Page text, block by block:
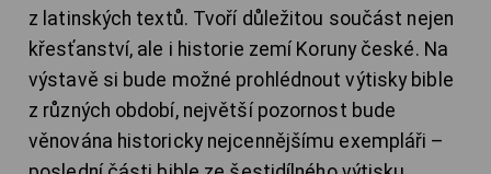
z latinských textů. Tvoří důležitou součást nejen
křesťanství, ale i historie zemí Koruny české. Na
výstavě si bude možné prohlédnout výtisky bible
z různých období, největší pozornost bude
věnována historicky nejcennějšímu exempláři –